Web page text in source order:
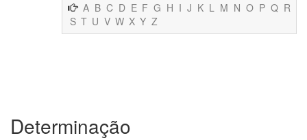
A B C D E F G H I J K L M N O P Q R
S T U V W X Y Z
Determinação